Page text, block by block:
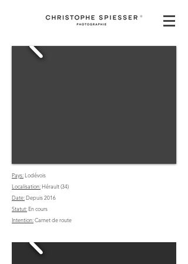
Pays:Lodévois
Localisation:Hérault (34)
Date:Depuis 2016
Statut:En cours
Intention:Carnet de route